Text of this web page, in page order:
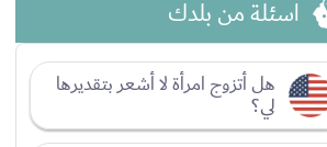
اسئلة من بلدك
هل أتزوج امرأة لا أشعر بتقديرها
لي؟